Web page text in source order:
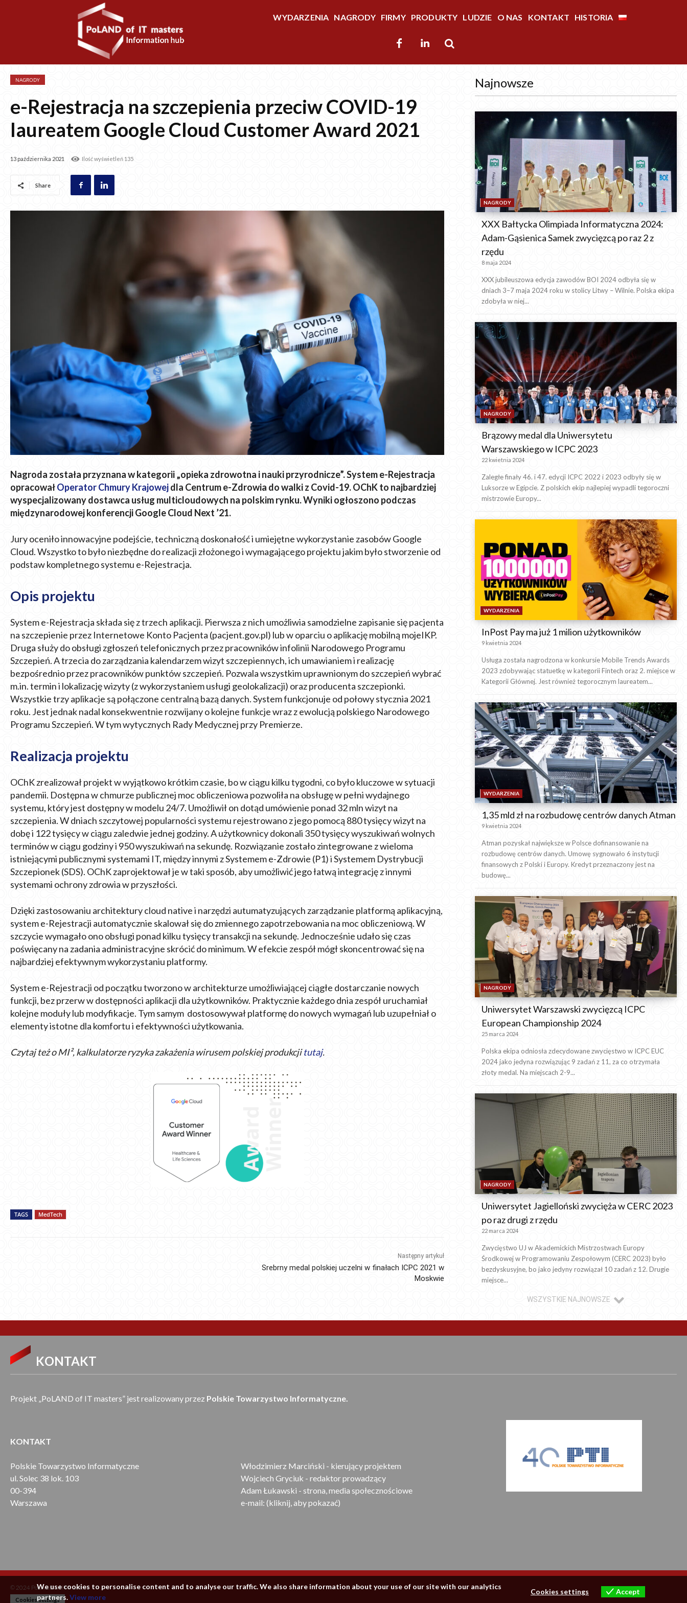
WYDARZENIA NAGRODY FIRMY PRODUKTY LUDZIE O NAS KONTAKT HISTORIA
NAGRODY
e-Rejestracja na szczepienia przeciw COVID-19
laureatem Google Cloud Customer Award 2021
13 października 2021 Ilość wyświetleń 135
Share
Nagroda została przyznana w kategorii „opieka zdrowotna i nauki przyrodnicze”. System e-Rejestracja
opracowałOperator Chmury Krajowejdla Centrum e-Zdrowia do walki z Covid-19. OChK to najbardziej
wyspecjalizowany dostawca usług multicloudowych na polskimrynku. Wyniki ogłoszono podczas
międzynarodowej konferencji Google Cloud Next ’21.
Jury oceniło innowacyjne podejście, techniczną doskonałość i umiejętne wykorzystanie zasobów Google
Cloud. Wszystko to było niezbędne do realizacji złożonego i wymagającego projektu jakim było stworzenie od
podstaw kompletnego systemu e-Rejestracja.
Opis projektu
System e-Rejestracja składa się z trzech aplikacji. Pierwsza z nich umożliwia samodzielne zapisanie się pacjenta
na szczepienie przez Internetowe Konto Pacjenta (pacjent.gov.pl) lub w oparciu o aplikację mobilną mojeIKP.
Druga służy do obsługi zgłoszeń telefonicznych przez pracowników infolinii Narodowego Programu
Szczepień. A trzecia do zarządzania kalendarzem wizyt szczepiennych, ich umawianiem i realizację
bezpośrednio przez pracowników punktów szczepień. Pozwala wszystkim uprawnionym do szczepień wybrać
m.in. termin i lokalizację wizyty (z wykorzystaniem usługi geolokalizacji) oraz producenta szczepionki.
Wszystkie trzy aplikacje są połączone centralną bazą danych. System funkcjonuje od połowy stycznia 2021
roku. Jest jednak nadal konsekwentnie rozwijany o kolejne funkcje wraz z ewolucją polskiego Narodowego
Programu Szczepień. W tym wytycznych Rady Medycznej przy Premierze.
Realizacja projektu
OChK zrealizował projekt w wyjątkowo krótkim czasie, bo w ciągu kilku tygodni, co było kluczowe w sytuacji
pandemii. Dostępna w chmurze publicznej moc obliczeniowa pozwoliła na obsługę w pełni wydajnego
systemu, który jest dostępny w modelu 24/7. Umożliwił on dotąd umówienie ponad 32 mln wizyt na
szczepienia. W dniach szczytowej popularności systemu rejestrowano z jego pomocą 880 tysięcy wizyt na
dobę i 122 tysięcy w ciągu zaledwie jednej godziny. A użytkownicy dokonali 350 tysięcy wyszukiwań wolnych
terminów w ciągu godziny i 950 wyszukiwań na sekundę. Rozwiązanie zostało zintegrowane z wieloma
istniejącymi publicznymi systemami IT, między innymi z Systemem e-Zdrowie (P1) i Systemem Dystrybucji
Szczepionek (SDS). OChK zaprojektował je w taki sposób, aby umożliwić jego łatwą integrację z innymi
systemami ochrony zdrowia w przyszłości.
Dzięki zastosowaniu architektury cloud native i narzędzi autumatyzujących zarządzanie platformą aplikacyjną,
system e-Rejestracji automatycznie skalował się do zmiennego zapotrzebowania na moc obliczeniową. W
szczycie wymagało ono obsługi ponad kilku tysięcy transakcji na sekundę. Jednocześnie udało się czas
poświęcany na zadania administracyjne skrócić do minimum. W efekcie zespół mógł skoncentrować się na
najbardziej efektywnym wykorzystaniu platformy.
System e-Rejestracji od początku tworzono w architekturze umożliwiającej ciągłe dostarczanie nowych
funkcji, bez przerw w dostępności aplikacji dla użytkowników. Praktycznie każdego dnia zespół uruchamiał
kolejne moduły lub modyfikacje. Tym samym dostosowywał platformę do nowych wymagań lub uzupełniał o
elementy istotne dla komfortu i efektywności użytkowania.
Czytaj też o MI², kalkulatorze ryzyka zakażenia wirusem polskiej produkcjitutaj.
TAGS MedTech
Następny artykuł
Srebrny medal polskiej uczelni w finałach ICPC 2021 w
Moskwie
Najnowsze
NAGRODY
XXX Bałtycka Olimpiada Informatyczna 2024:
Adam-Gąsienica Samek zwycięzcą po raz 2 z
rzędu
8 maja 2024
XXX jubileuszowa edycja zawodów BOI 2024 odbyła się w
dniach 3–7 maja 2024 roku w stolicy Litwy – Wilnie. Polska ekipa
zdobyła w niej...
NAGRODY
Brązowy medal dla Uniwersytetu
Warszawskiego w ICPC 2023
22 kwietnia 2024
Zaległe finały 46. i 47. edycji ICPC 2022 i 2023 odbyły się w
Luksorze w Egipcie. Z polskich ekip najlepiej wypadli tegoroczni
mistrzowie Europy...
WYDARZENIA
InPost Pay ma już 1 milion użytkowników
9 kwietnia 2024
Usługa została nagrodzona w konkursie Mobile Trends Awards
2023 zdobywając statuetkę w kategorii Fintech oraz 2. miejsce w
Kategorii Głównej. Jest również tegorocznym laureatem...
WYDARZENIA
1,35 mld zł na rozbudowę centrów danych Atman
9 kwietnia 2024
Atman pozyskał największe w Polsce dofinansowanie na
rozbudowę centrów danych. Umowę sygnowało 6 instytucji
finansowych z Polski i Europy. Kredyt przeznaczony jest na
budowę...
NAGRODY
Uniwersytet Warszawski zwycięzcą ICPC
European Championship 2024
25 marca 2024
Polska ekipa odniosła zdecydowane zwycięstwo w ICPC EUC
2024 jako jedyna rozwiązując 9 zadań z 11, za co otrzymała
złoty medal. Na miejscach 2-9...
NAGRODY
Uniwersytet Jagielloński zwycięża w CERC 2023
po raz drugi z rzędu
22 marca 2024
Zwycięstwo UJ w Akademickich Mistrzostwach Europy
Środkowej w Programowaniu Zespołowym (CERC 2023) było
bezdyskusyjne, bo jako jedyny rozwiązał 10 zadań z 12. Drugie
miejsce...
WSZYSTKIE NAJNOWSZE
KONTAKT
Projekt „PoLAND of IT masters” jest realizowany przez Polskie Towarzystwo Informatyczne.
KONTAKT
Polskie Towarzystwo Informatyczne
ul. Solec 38 lok. 103
00-394
Warszawa
Włodzimierz Marciński - kierujący projektem
Wojciech Gryciuk - redaktor prowadzący
Adam Łukawski - strona, media społecznościowe
e-mail: (kliknij, aby pokazać)
© 2024 PoLAND of IT masters
We use cookies to personalise content and to analyse our traffic. We also share information about your use of our site with our analytics
partners.View more
Cookies settings Accept
Cookies settings